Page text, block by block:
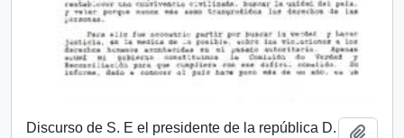
Discurso de S. E el presidente de la república D.